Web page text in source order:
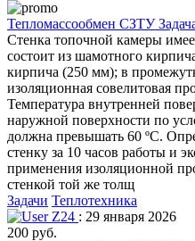
Тепломассообмен СЗТУ
Стенка топочной камеры
состоит из шамотного
кирпича (250 мм); в
изоляционная совелитовая
Температура внутренней
наружной поверхности по
должна превышать 60 ºC.
стенку за 10 часов работы и
применения изоляционной
стенкой той же толщ
Задачи Теплотехника
Z24 : 29 января 2026
200 руб.